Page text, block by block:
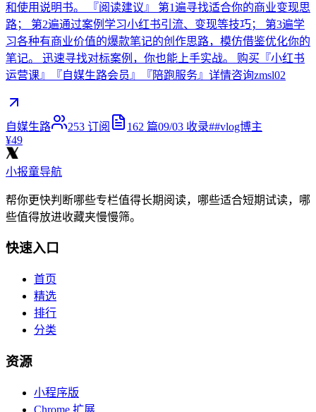
和使用说明书。 『阅读建议』 第1遍寻找适合你的商业变现思
路； 第2遍通过案例学习小红书引流、变现等技巧； 第3遍学
习各种有商业价值的爆款笔记的创作思路，模仿借鉴优化你的
笔记。 迅速寻找对标案例，你也能上手实战。 购买『小红书
运营课』『自媒生路会员』『陪跑服务』详情咨询zmsl02
自媒生路 253 订阅 162 篇09/03 收录##vlog博主
¥49
小报童导航
帮你更快判断哪些专栏值得长期阅读，哪些适合短期试读，哪
些值得放进收藏夹慢慢筛。
快速入口
首页
精选
排行
分类
资源
小程序版
Chrome 扩展